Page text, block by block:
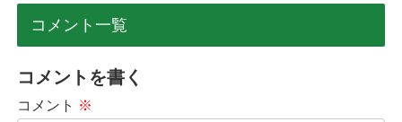
コメント一覧
コメントを書く
コメント ※